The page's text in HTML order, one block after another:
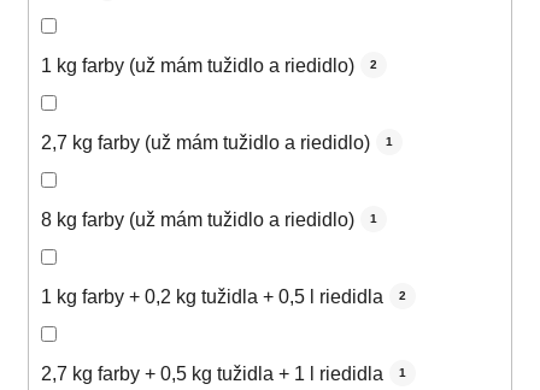
1 kg farby (už mám tužidlo a riedidlo) 2
2,7 kg farby (už mám tužidlo a riedidlo) 1
8 kg farby (už mám tužidlo a riedidlo) 1
1 kg farby + 0,2 kg tužidla + 0,5 l riedidla 2
2,7 kg farby + 0,5 kg tužidla + 1 l riedidla 1